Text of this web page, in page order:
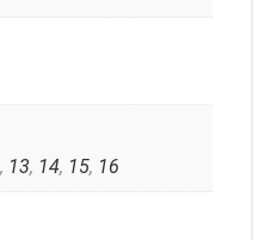
, 13, 14, 15, 16